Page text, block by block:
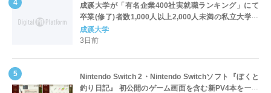
成蹊大学が「有名企業400社実就職ランキング」にて
卒業(修了)者数1,000人以上2,000人未満の私立大学で
全国第1位を獲得！～実就職率は26.5%（前年比＋
4.3pt）に伸長、東京の私立大学でも10位にランクイン
成蹊大学
3日前
Nintendo Switch 2・Nintendo Switchソフト『ぼくと
釣り日記』 初公開のゲーム画面を含む新PV4本を一挙